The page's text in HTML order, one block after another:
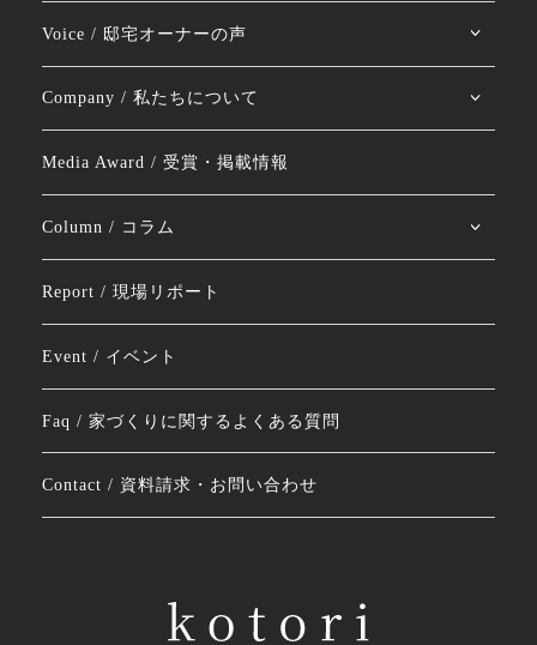
Voice / 邸宅オーナーの声
Company / 私たちについて
Media Award / 受賞・掲載情報
Column / コラム
Report / 現場リポート
Event / イベント
Faq / 家づくりに関するよくある質問
Contact / 資料請求・お問い合わせ